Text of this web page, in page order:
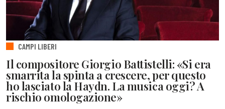
CAMPI LIBERI
Il compositore Giorgio Battistelli: «Si era
smarrita la spinta a crescere, per questo
ho lasciato la Haydn. La musica oggi? A
rischio omologazione»